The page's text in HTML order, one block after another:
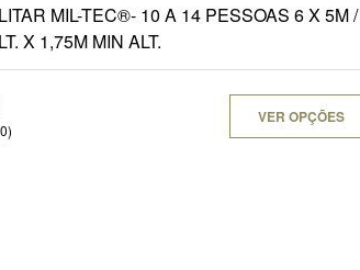
MIL-TEC®- 10 A 14 PESSOAS 6 X 5M /
X 1,75M MIN ALT.
VER OPÇÕES